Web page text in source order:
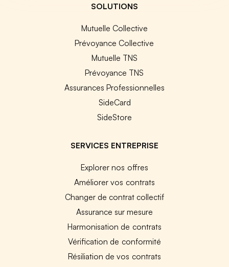
SOLUTIONS
Mutuelle Collective
Prévoyance Collective
Mutuelle TNS
Prévoyance TNS
Assurances Professionnelles
SideCard
SideStore
SERVICES ENTREPRISE
Explorer nos offres
Améliorer vos contrats
Changer de contrat collectif
Assurance sur mesure
Harmonisation de contrats
Vérification de conformité
Résiliation de vos contrats